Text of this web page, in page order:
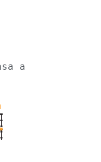
a